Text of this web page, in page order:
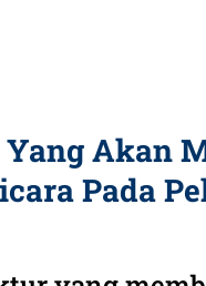
Yang Akan
Pada